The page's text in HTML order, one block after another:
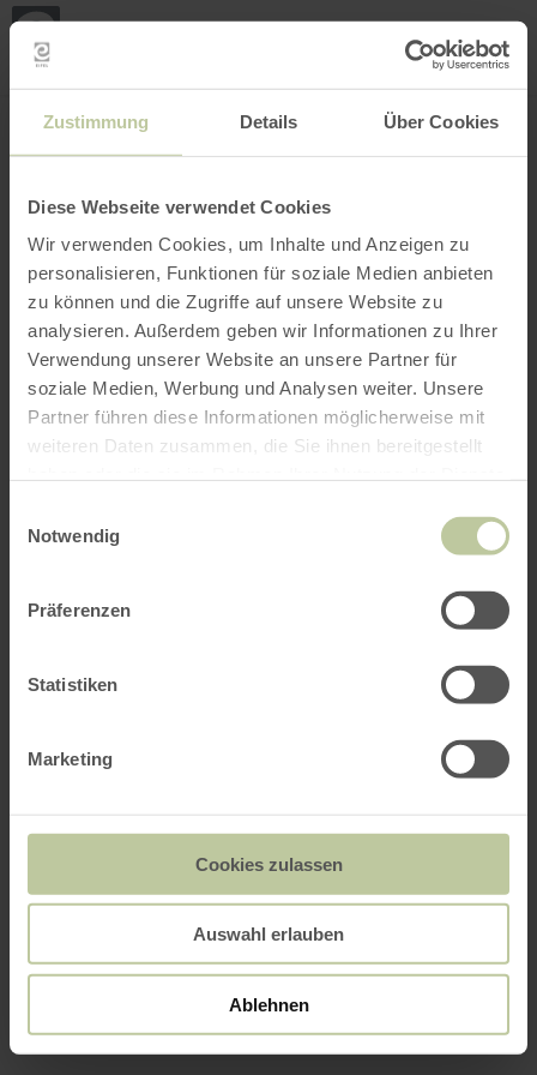
Zustimmung Details Über Cookies
Diese Webseite verwendet Cookies
Wir verwenden Cookies, um Inhalte und Anzeigen zu
personalisieren, Funktionen für soziale Medien anbieten
zu können und die Zugriffe auf unsere Website zu
analysieren. Außerdem geben wir Informationen zu Ihrer
Verwendung unserer Website an unsere Partner für
soziale Medien, Werbung und Analysen weiter. Unsere
Partner führen diese Informationen möglicherweise mit
weiteren Daten zusammen, die Sie ihnen bereitgestellt
Notwendig
Präferenzen
Statistiken
Marketing
Cookies zulassen
Auswahl erlauben
Ablehnen
INTERACTIVE MAP
my
Open filter